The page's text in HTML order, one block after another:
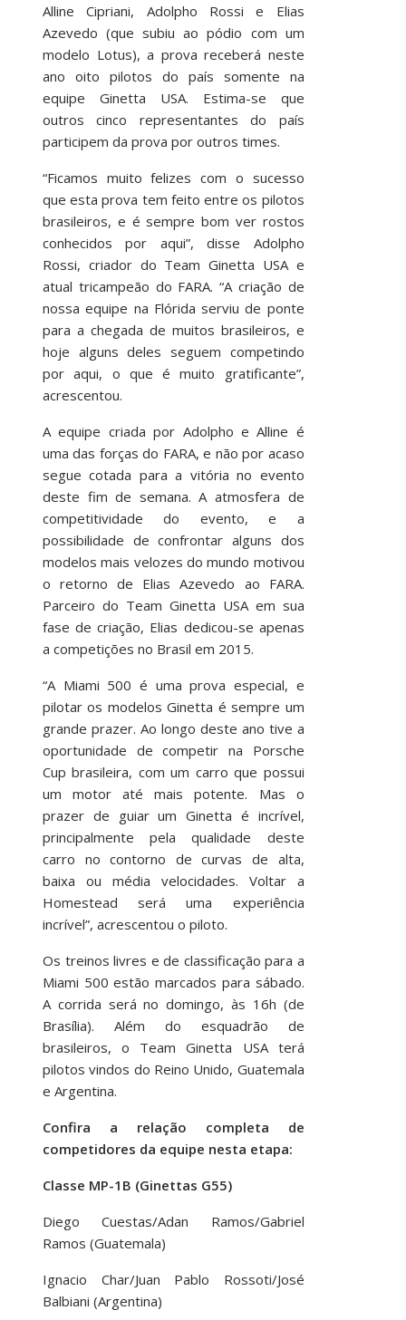
Alline Cipriani, Adolpho Rossi e Elias
Azevedo (que subiu ao pódio com um
modelo Lotus), a prova receberá neste
ano oito pilotos do país somente na
equipe Ginetta USA. Estima-se que
outros cinco representantes do país
participem da prova por outros times.
“Ficamos muito felizes com o sucesso
que esta prova tem feito entre os pilotos
brasileiros, e é sempre bom ver rostos
conhecidos por aqui”, disse Adolpho
Rossi, criador do Team Ginetta USA e
atual tricampeão do FARA. “A criação de
nossa equipe na Flórida serviu de ponte
para a chegada de muitos brasileiros, e
hoje alguns deles seguem competindo
por aqui, o que é muito gratificante”,
acrescentou.
A equipe criada por Adolpho e Alline é
uma das forças do FARA, e não por acaso
segue cotada para a vitória no evento
deste fim de semana. A atmosfera de
competitividade do evento, e a
possibilidade de confrontar alguns dos
modelos mais velozes do mundo motivou
o retorno de Elias Azevedo ao FARA.
Parceiro do Team Ginetta USA em sua
fase de criação, Elias dedicou-se apenas
a competições no Brasil em 2015.
“A Miami 500 é uma prova especial, e
pilotar os modelos Ginetta é sempre um
grande prazer. Ao longo deste ano tive a
oportunidade de competir na Porsche
Cup brasileira, com um carro que possui
um motor até mais potente. Mas o
prazer de guiar um Ginetta é incrível,
principalmente pela qualidade deste
carro no contorno de curvas de alta,
baixa ou média velocidades. Voltar a
Homestead será uma experiência
incrível”, acrescentou o piloto.
Os treinos livres e de classificação para a
Miami 500 estão marcados para sábado.
A corrida será no domingo, às 16h (de
Brasília). Além do esquadrão de
brasileiros, o Team Ginetta USA terá
pilotos vindos do Reino Unido, Guatemala
e Argentina.
Confira a relação completa de
competidores da equipe nesta etapa:
Classe MP-1B (Ginettas G55)
Diego Cuestas/Adan Ramos/Gabriel
Ramos (Guatemala)
Ignacio Char/Juan Pablo Rossoti/José
Balbiani (Argentina)